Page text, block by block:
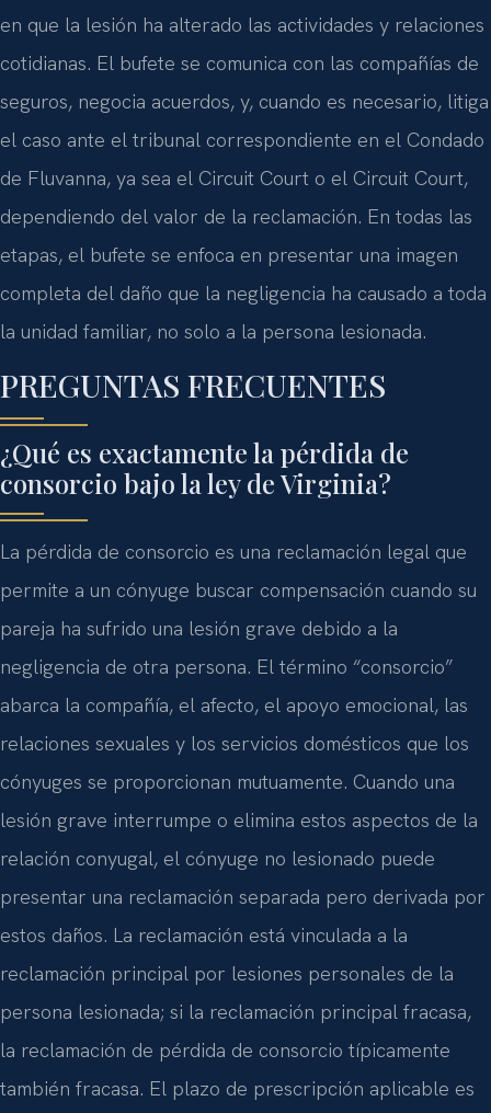
en que la lesión ha alterado las actividades y relaciones
cotidianas. El bufete se comunica con las compañías de
seguros, negocia acuerdos, y, cuando es necesario, litiga
el caso ante el tribunal correspondiente en el Condado
de Fluvanna, ya sea el Circuit Court o el Circuit Court,
dependiendo del valor de la reclamación. En todas las
etapas, el bufete se enfoca en presentar una imagen
completa del daño que la negligencia ha causado a toda
la unidad familiar, no solo a la persona lesionada.
PREGUNTAS FRECUENTES
¿Qué es exactamente la pérdida de
consorcio bajo la ley de Virginia?
La pérdida de consorcio es una reclamación legal que
permite a un cónyuge buscar compensación cuando su
pareja ha sufrido una lesión grave debido a la
negligencia de otra persona. El término “consorcio”
abarca la compañía, el afecto, el apoyo emocional, las
relaciones sexuales y los servicios domésticos que los
cónyuges se proporcionan mutuamente. Cuando una
lesión grave interrumpe o elimina estos aspectos de la
relación conyugal, el cónyuge no lesionado puede
presentar una reclamación separada pero derivada por
estos daños. La reclamación está vinculada a la
reclamación principal por lesiones personales de la
persona lesionada; si la reclamación principal fracasa,
la reclamación de pérdida de consorcio típicamente
también fracasa. El plazo de prescripción aplicable es